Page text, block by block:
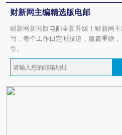
财新网主编精选版电邮
财新网新闻版电邮全新升级！财新网
写，每个工作日定时投递，篇篇重磅
引。